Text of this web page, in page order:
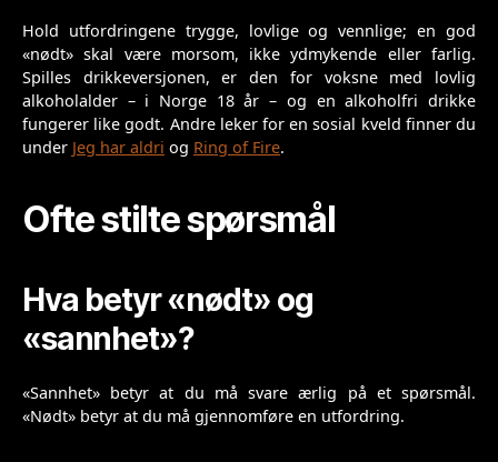
Hold utfordringene trygge, lovlige og vennlige; en god
«nødt» skal være morsom, ikke ydmykende eller farlig.
Spilles drikkeversjonen, er den for voksne med lovlig
alkoholalder – i Norge 18 år – og en alkoholfri drikke
fungerer like godt. Andre leker for en sosial kveld finner du
under Jeg har aldri og Ring of Fire.
Ofte stilte spørsmål
Hva betyr «nødt» og
«sannhet»?
«Sannhet» betyr at du må svare ærlig på et spørsmål.
«Nødt» betyr at du må gjennomføre en utfordring.